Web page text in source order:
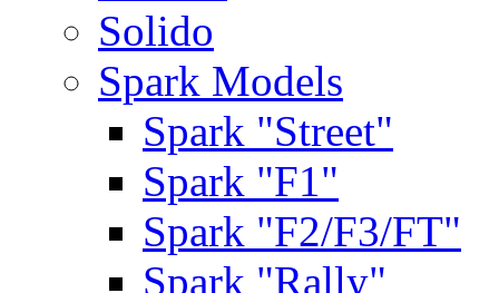
Solido
Spark Models
Spark "Street"
Spark "F1"
Spark "F2/F3/FT"
Spark "Rally"